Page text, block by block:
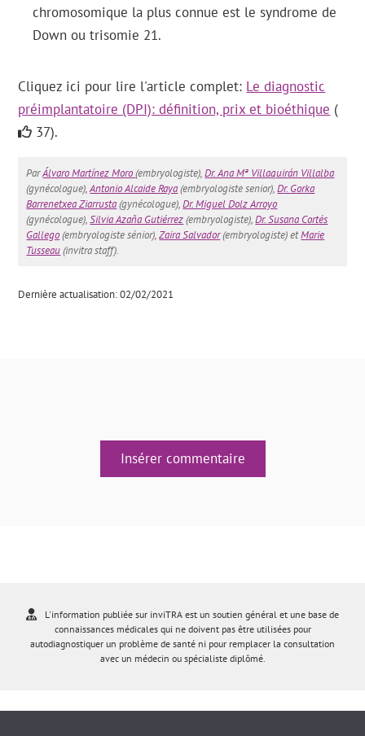
chromosomique la plus connue est le syndrome de
Down ou trisomie 21.
Cliquez ici pour lire l'article complet: Le diagnostic
préimplantatoire (DPI): définition, prix et bioéthique (
37).
ParÁlvaro Martínez Moro(embryologiste),Dr. Ana Mª Villaquirán Villalba
(gynécologue),Antonio Alcaide Raya(embryologiste senior),Dr. Gorka
Barrenetxea Ziarrusta(gynécologue),Dr. Miguel Dolz Arroyo
(gynécologue),Silvia Azaña Gutiérrez(embryologiste),Dr. Susana Cortés
Gallego(embryologiste sénior),Zaira Salvador(embryologiste) etMarie
Tusseau(invitra staff).
Dernière actualisation: 02/02/2021
Insérer commentaire
L'information publiée sur inviTRA est un soutien général et une base de
connaissances médicales qui ne doivent pas être utilisées pour
autodiagnostiquer un problème de santé ni pour remplacer la consultation
avec un médecin ou spécialiste diplômé.